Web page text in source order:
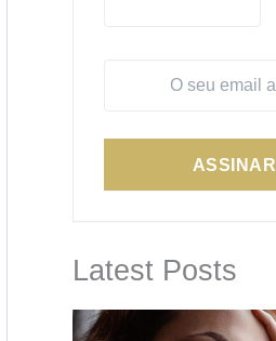
ASSINAR
Latest Posts